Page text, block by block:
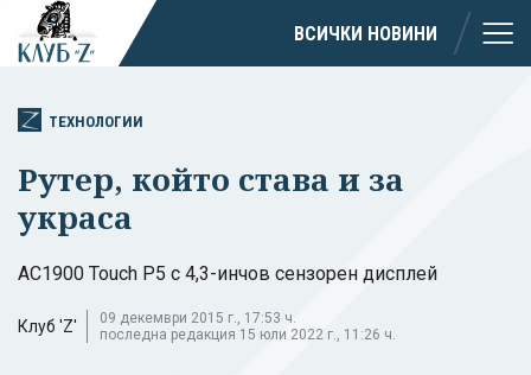
ВСИЧКИ НОВИНИ
ТЕХНОЛОГИИ
Рутер, който става и за
украса
AC1900 Touch P5 с 4,3-инчов сензорен дисплей
Клуб 'Z'
09 декември 2015 г., 17:53 ч.
последна редакция 15 юли 2022 г., 11:26 ч.